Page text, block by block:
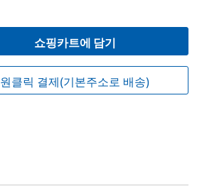
쇼핑카트에 담기
원클릭 결제(기본주소로 배송)